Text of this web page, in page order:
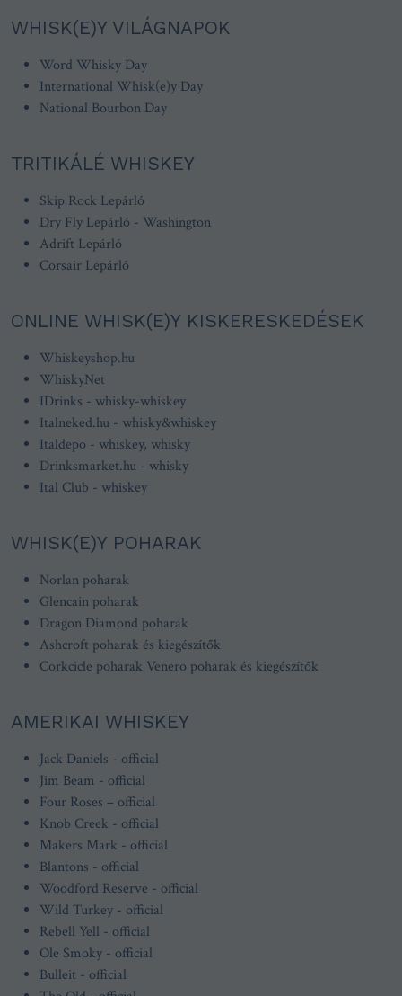
WHISK(E)Y VILÁGNAPOK
Word Whisky Day
International Whisk(e)y Day
National Bourbon Day
TRITIKÁLÉ WHISKEY
Skip Rock Lepárló
Dry Fly Lepárló - Washington
Adrift Lepárló
Corsair Lepárló
ONLINE WHISK(E)Y KISKERESKEDÉSEK
Whiskeyshop.hu
WhiskyNet
IDrinks - whisky-whiskey
Italneked.hu - whisky&whiskey
Italdepo - whiskey, whisky
Drinksmarket.hu - whisky
Ital Club - whiskey
WHISK(E)Y POHARAK
Norlan poharak
Glencain poharak
Dragon Diamond poharak
Ashcroft poharak és kiegészítők
Corkcicle poharak Venero poharak és kiegészítők
AMERIKAI WHISKEY
Jack Daniels - official
Jim Beam - official
Four Roses – official
Knob Creek - official
Makers Mark - official
Blantons - official
Woodford Reserve - official
Wild Turkey - official
Rebell Yell - official
Ole Smoky - official
Bulleit - official